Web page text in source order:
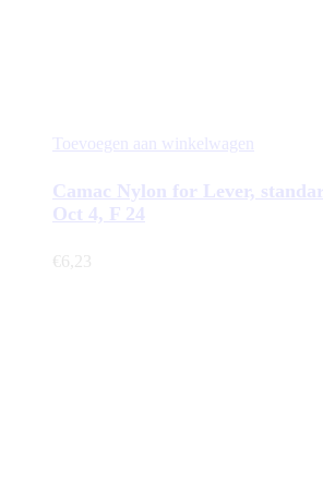
Toevoegen aan winkelwagen
Camac Nylon for Lever,
Oct 4, F 24
€ 6,23